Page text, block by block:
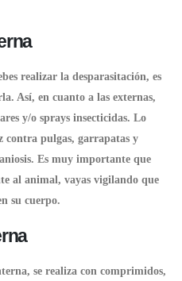
realizar la desparasitación, es
Así, en cuanto a las externas,
y/o sprays insecticidas. Lo
contra pulgas, garrapatas y
Es muy importante que
al animal, vayas vigilando que
su cuerpo.
se realiza con comprimidos,